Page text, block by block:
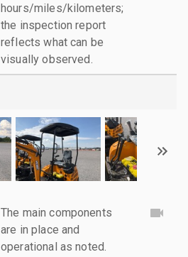
hours/miles/kilometers;
the inspection report
reflects what can be
visually observed.
The main components
are in place and
operational as noted.